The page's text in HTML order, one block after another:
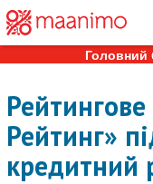
Головний
Рейтинг»
кредитний